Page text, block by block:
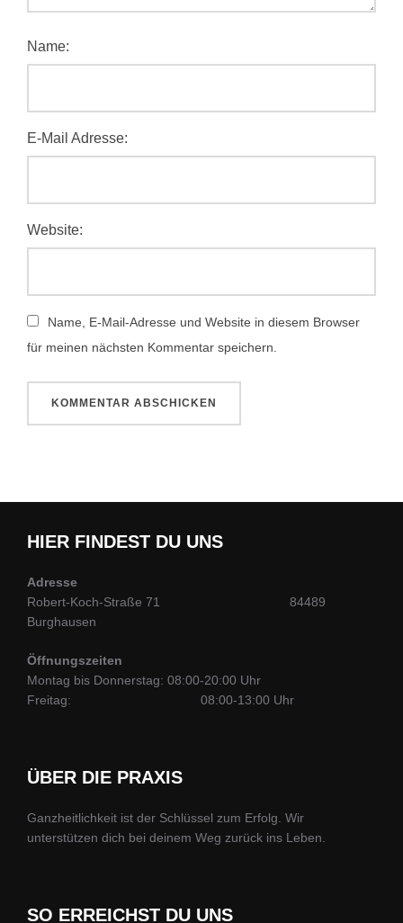
Name:
E-Mail Adresse:
Website:
Name, E-Mail-Adresse und Website in diesem Browser
für meinen nächsten Kommentar speichern.
HIER FINDEST DU UNS
Adresse
Robert-Koch-Straße 71 84489
Burghausen
Öffnungszeiten
Montag bis Donnerstag: 08:00-20:00 Uhr
Freitag: 08:00-13:00 Uhr
ÜBER DIE PRAXIS
Ganzheitlichkeit ist der Schlüssel zum Erfolg. Wir
unterstützen dich bei deinem Weg zurück ins Leben.
SO ERREICHST DU UNS